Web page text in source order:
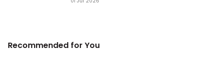
Super Pigmented!
Recommended for You